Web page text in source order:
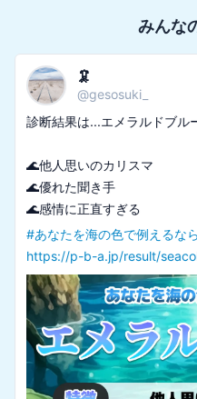
みんな
🦑
@gesosuki_
診断結果は...エメラルドブル
🌊他人思いのカリスマ
🌊優れた聞き手
#あなたを海の色で例えるなら
https://p-b-a.jp/result/